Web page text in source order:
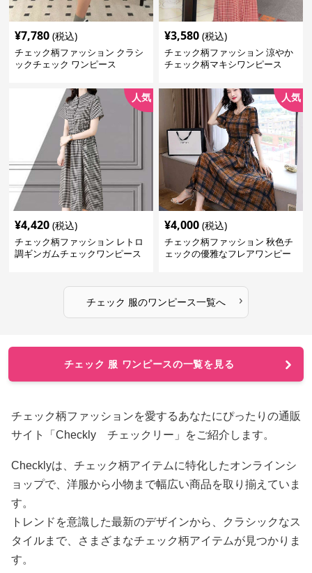
¥7,780 (税込)
チェック柄ファッション クラシ
ックチェック ワンピース
¥3,580 (税込)
チェック柄ファッション 涼やか
チェック柄マキシワンピース
人気
¥4,420 (税込)
チェック柄ファッション レトロ
調ギンガムチェックワンピース
人気
¥4,000 (税込)
チェック柄ファッション 秋色チ
ェックの優雅なフレアワンピー
チェック 服のワンピース一覧へ ›
チェック 服 ワンピースの一覧を見る
チェック柄ファッションを愛するあなたにぴったりの通販
サイト「Checkly チェックリー」をご紹介します。
Checklyは、チェック柄アイテムに特化したオンラインシ
ョップで、洋服から小物まで幅広い商品を取り揃えていま
す。
トレンドを意識した最新のデザインから、クラシックなス
タイルまで、さまざまなチェック柄アイテムが見つかりま
す。